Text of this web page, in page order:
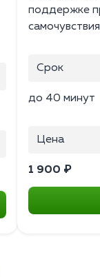
поддержке
Срок
до 40 минут
Цена
1 900 ₽